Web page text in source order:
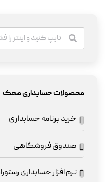
محصولات حسابداری محک
خرید برنامه حسابداری
صندوق فروشگاهی
نرم افزار حسابداری